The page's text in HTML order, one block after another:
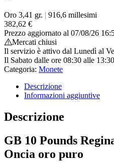
Oro 3,41 gr. | 916,6 millesimi
382,62 €
Prezzo aggiornato al 07/08/26
Mercati chiusi
Il servizio è attivo dal Lunedì al
Il Sabato dalle ore 08:30 alle
Categoria: Monete
Descrizione
Informazioni aggiuntive
Descrizione
GB 10 Pounds
Oncia oro puro